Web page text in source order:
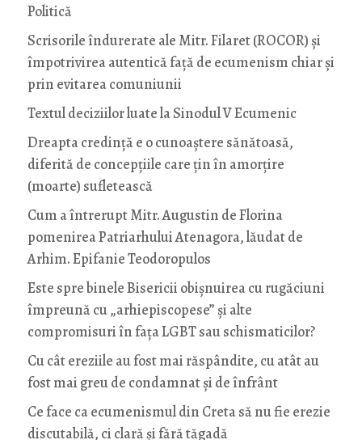
Politică
Scrisorile îndurerate ale Mitr. Filaret (ROCOR) și
împotrivirea autentică față de ecumenism chiar și
prin evitarea comuniunii
Textul deciziilor luate la Sinodul V Ecumenic
Dreapta credință e o cunoaștere sănătoasă,
diferită de concepțiile care țin în amorțire
(moarte) sufletească
Cum a întrerupt Mitr. Augustin de Florina
pomenirea Patriarhului Atenagora, lăudat de
Arhim. Epifanie Teodoropulos
Este spre binele Bisericii obișnuirea cu rugăciuni
împreună cu „arhiepiscopese” și alte
compromisuri în fața LGBT sau schismaticilor?
Cu cât ereziile au fost mai răspândite, cu atât au
fost mai greu de condamnat și de înfrânt
Ce face ca ecumenismul din Creta să nu fie erezie
discutabilă, ci clară și fără tăgadă